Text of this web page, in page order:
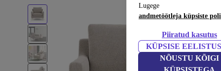
Lugege
andmetöötleja küpsiste
Piiratud kasutus
KÜPSISE
NÕUSTU KÕIGI